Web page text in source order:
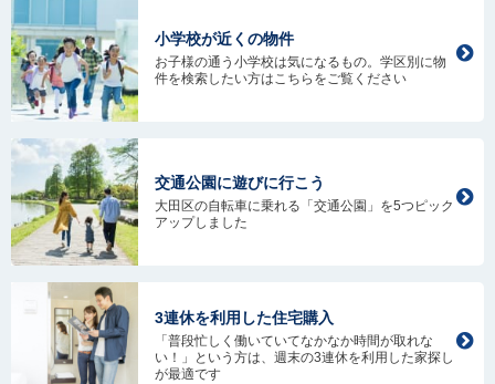
小学校が近くの物件
お子様の通う小学校は気になるもの。学区別に物
件を検索したい方はこちらをご覧ください
交通公園に遊びに行こう
大田区の自転車に乗れる「交通公園」を5つピック
アップしました
3連休を利用した住宅購入
「普段忙しく働いていてなかなか時間が取れな
い！」という方は、週末の3連休を利用した家探し
が最適です